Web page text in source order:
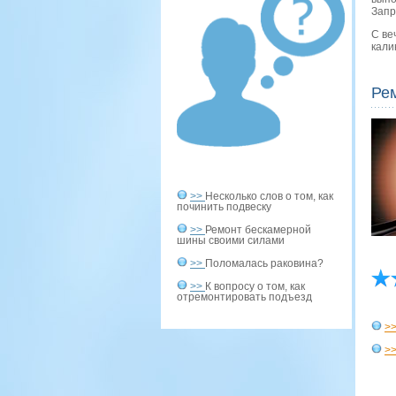
>> Несколько слов о том, как
починить подвеску
>> Ремонт бескамерной
шины своими силами
>> Поломалась раковина?
>> К вопросу о том, как
отремонтировать подъезд
С